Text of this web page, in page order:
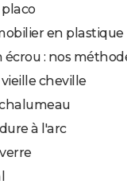
en plastique
écrou : nos
cheville
à l'arc